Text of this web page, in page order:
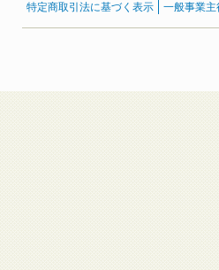
特定商取引法に基づく表示
一般事業主